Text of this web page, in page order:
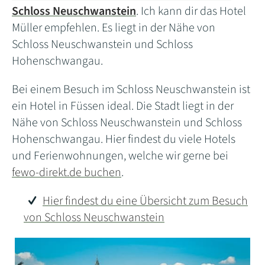
Schloss Neuschwanstein. Ich kann dir das Hotel
Müller empfehlen. Es liegt in der Nähe von
Schloss Neuschwanstein und Schloss
Hohenschwangau.
Bei einem Besuch im Schloss Neuschwanstein ist
ein Hotel in Füssen ideal. Die Stadt liegt in der
Nähe von Schloss Neuschwanstein und Schloss
Hohenschwangau. Hier findest du viele Hotels
und Ferienwohnungen, welche wir gerne bei
fewo-direkt.de buchen.
Hier findest du eine Übersicht zum Besuch
von Schloss Neuschwanstein